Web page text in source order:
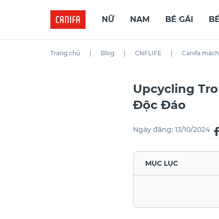
NỮ NAM BÉ GÁI
Trang chủ Blog CNFLIFE Canifa
Upcycling
Độc Đáo
Ngày đăng: 13/10/2024
MỤC LỤC